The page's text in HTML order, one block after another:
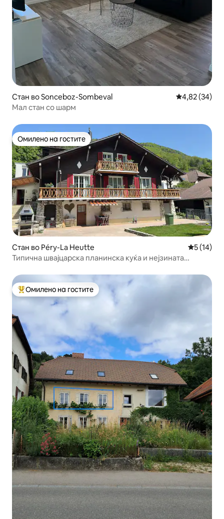
Стан во Sonceboz-Sombeval Просечна
4,82 (34)
Мал стан со шарм
Омилено на гостите
Омилено на гостите
Стан во Péry-La Heutte Просечна
5 (14)
Типична швајцарска планинска куќа и нејзината
Меѓу најуспешните „Омилени на гостите“
Омилено на гостите